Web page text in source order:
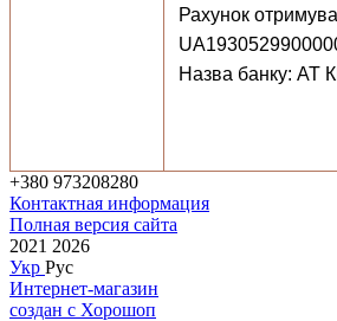
Рахунок
Назва банку:
+380 973208280
Контактная информация
Полная версия сайта
2021 2026
Укр Рус
Интернет-магазин
создан с Хорошоп